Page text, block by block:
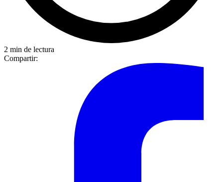
2 min de lectura
Compartir: